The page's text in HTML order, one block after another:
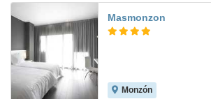
Masmonzon
Monzón